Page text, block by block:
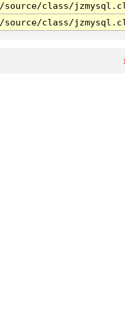
/source/class/
/source/class/